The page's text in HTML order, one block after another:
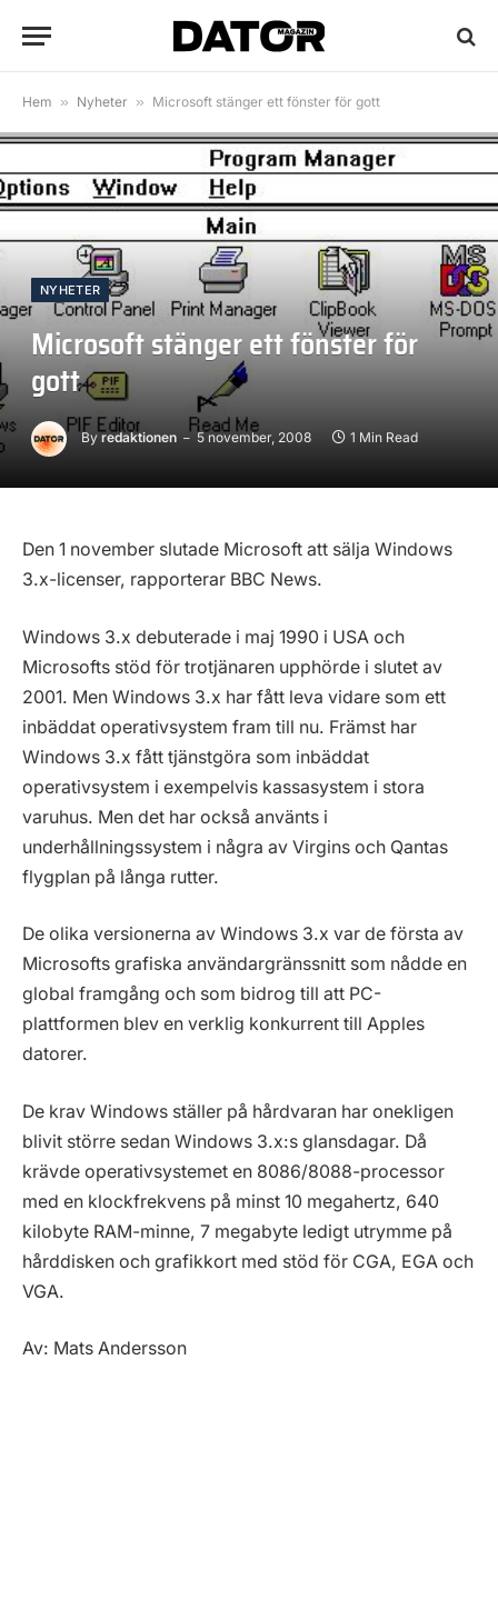
Hem » Nyheter » Microsoft stänger ett fönster för gott
NYHETER
Microsoft stänger ett fönster för
gott
By redaktionen 5 november, 2008 1 Min Read
Den 1 november slutade Microsoft att sälja Windows
3.x-licenser, rapporterar BBC News.
Windows 3.x debuterade i maj 1990 i USA och
Microsofts stöd för trotjänaren upphörde i slutet av
2001. Men Windows 3.x har fått leva vidare som ett
inbäddat operativsystem fram till nu. Främst har
Windows 3.x fått tjänstgöra som inbäddat
operativsystem i exempelvis kassasystem i stora
varuhus. Men det har också använts i
underhållningssystem i några av Virgins och Qantas
flygplan på långa rutter.
De olika versionerna av Windows 3.x var de första av
Microsofts grafiska användargränssnitt som nådde en
global framgång och som bidrog till att PC-
plattformen blev en verklig konkurrent till Apples
datorer.
De krav Windows ställer på hårdvaran har onekligen
blivit större sedan Windows 3.x:s glansdagar. Då
krävde operativsystemet en 8086/8088-processor
med en klockfrekvens på minst 10 megahertz, 640
kilobyte RAM-minne, 7 megabyte ledigt utrymme på
hårddisken och grafikkort med stöd för CGA, EGA och
VGA.
Av: Mats Andersson